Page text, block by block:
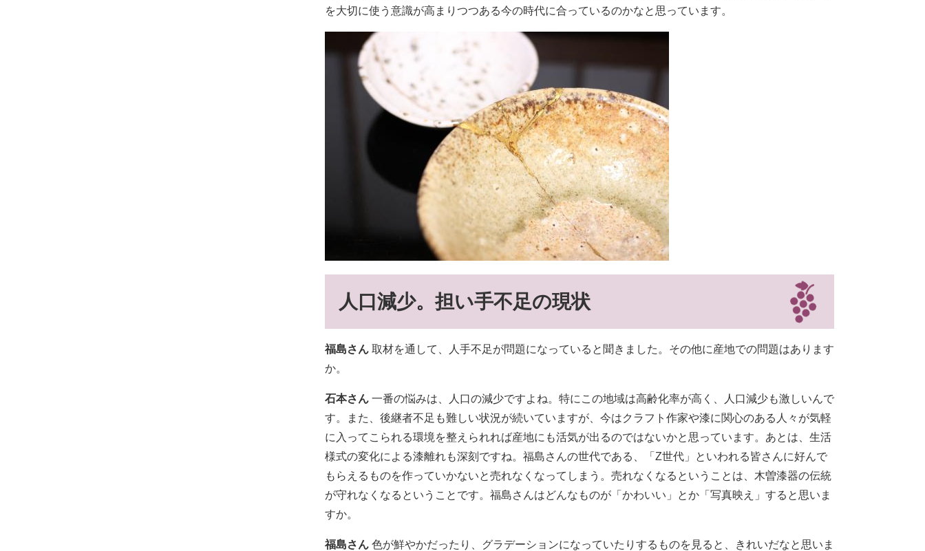
を大切に使う意識が高まりつつある今の時代に合っているのかなと思っています。
人口減少。担い手不足の現状
福島さん 取材を通して、人手不足が問題になっていると聞きました。その他に産地での問題はあります
か。
石本さん 一番の悩みは、人口の減少ですよね。特にこの地域は高齢化率が高く、人口減少も激しいんで
す。また、後継者不足も難しい状況が続いていますが、今はクラフト作家や漆に関心のある人々が気軽
に入ってこられる環境を整えられれば産地にも活気が出るのではないかと思っています。あとは、生活
様式の変化による漆離れも深刻ですね。福島さんの世代である、「Z世代」といわれる皆さんに好んで
もらえるものを作っていかないと売れなくなってしまう。売れなくなるということは、木曽漆器の伝統
が守れなくなるということです。福島さんはどんなものが「かわいい」とか「写真映え」すると思いま
すか。
福島さん 色が鮮やかだったり、グラデーションになっていたりするものを見ると、きれいだなと思いま